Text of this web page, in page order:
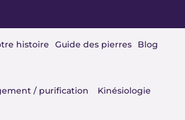
histoire Guide des pierres Blog
/ purification Kinésiologie